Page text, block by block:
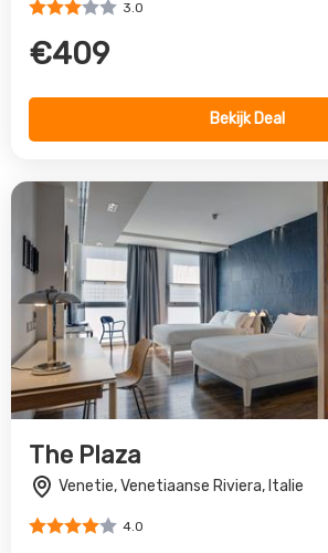
3.0
€409
Bekijk Deal
The Plaza
Venetie, Venetiaanse Riviera, Italie
4.0